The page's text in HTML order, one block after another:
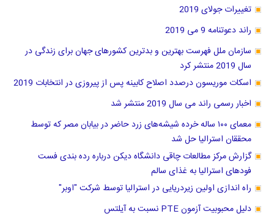
تغییرات جولای 2019
راند دعوتنامه 9 می 2019
سازمان ملل فهرست بهترین و بدترین کشور‌های جهان برای زندگی در
سال 2019 منتشر کرد
اسکات موریسون درصدد اصلاح کابینه پس از پیروزی در انتخابات 2019
اخبار رسمی راند می سال 2019 منتشر شد
معمای ۱۰۰ ساله خرده شیشه‌های زرد حاضر در بیابان مصر که توسط
محققان استرالیا حل شد
گزارش مرکز مطالعات چاقی دانشگاه دیکن درباره رده بندی فست
فودهای استرالیا به غذای سالم
راه اندازی اولین زیردریایی در استرالیا توسط شرکت "اوبر"
دلیل محبوبیت آزمون PTE نسبت به آیلتس